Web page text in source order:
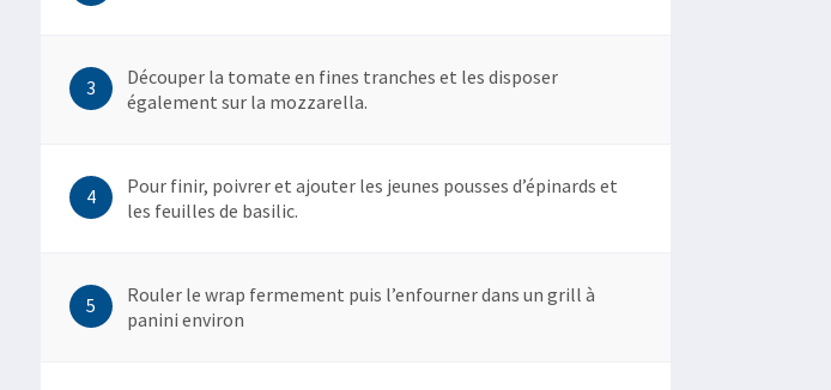
3
Découper la tomate en fines tranches et les disposer
également sur la mozzarella.
4
Pour finir, poivrer et ajouter les jeunes pousses d’épinards et
les feuilles de basilic.
5
Rouler le wrap fermement puis l’enfourner dans un grill à
panini environ